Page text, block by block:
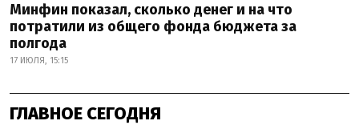
Минфин показал, сколько денег и на что
потратили из общего фонда бюджета за
полгода
17 ИЮЛЯ, 15:15
ГЛАВНОЕ СЕГОДНЯ